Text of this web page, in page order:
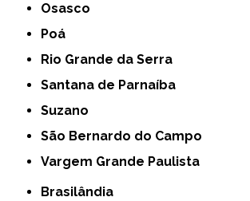
Osasco
Poá
Rio Grande da Serra
Santana de Parnaíba
Suzano
São Bernardo do Campo
Vargem Grande Paulista
Brasilândia